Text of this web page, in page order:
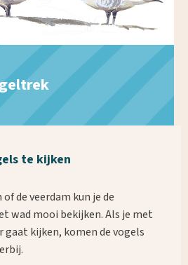
te kijken
de veerdam kun je de
wad mooi bekijken. Als je met
kijken, komen de vogels